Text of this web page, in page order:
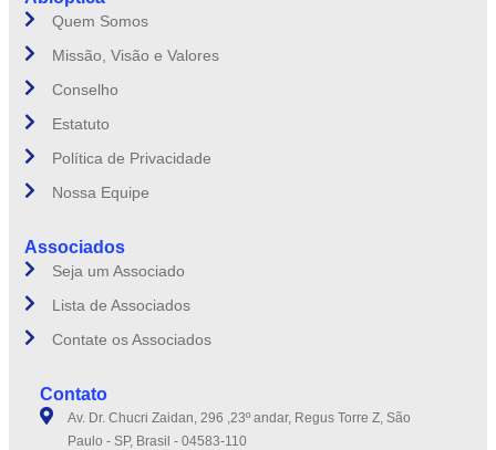
Quem Somos
Missão, Visão e Valores
Conselho
Estatuto
Política de Privacidade
Nossa Equipe
Associados
Seja um Associado
Lista de Associados
Contate os Associados
Contato
Av. Dr. Chucri Zaidan, 296 ,23º andar, Regus Torre Z, São
Paulo - SP, Brasil - 04583-110